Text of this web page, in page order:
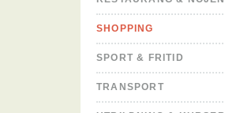
SHOPPING
SPORT & FRITID
TRANSPORT